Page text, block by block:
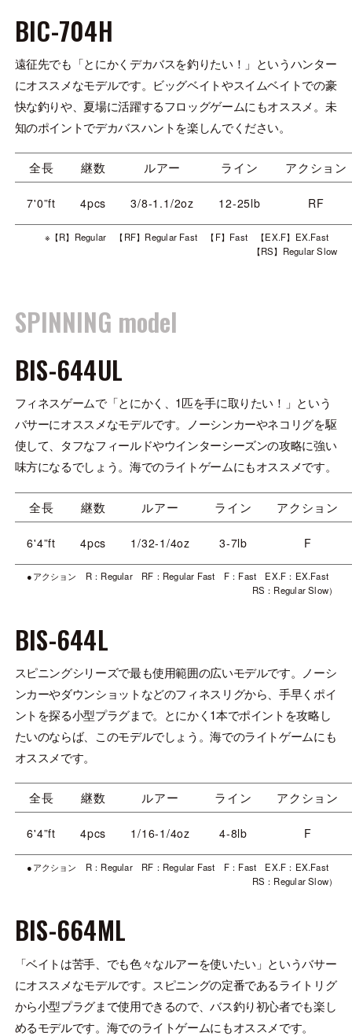
BIC-704H
遠征先でも「とにかくデカバスを釣りたい！」というハンター
にオススメなモデルです。ビッグベイトやスイムベイトでの豪
快な釣りや、夏場に活躍するフロッグゲームにもオススメ。未
知のポイントでデカバスハントを楽しんでください。
全長 継数 ルアー ライン アクション
7'0”ft 4pcs 3/8-1.1/2oz 12-25lb RF
※【R】Regular 【RF】Regular Fast 【F】Fast 【EX.F】EX.Fast
【RS】Regular Slow
SPINNING model
BIS-644UL
フィネスゲームで「とにかく、1匹を手に取りたい！」という
バサーにオススメなモデルです。ノーシンカーやネコリグを駆
使して、タフなフィールドやウインターシーズンの攻略に強い
味方になるでしょう。海でのライトゲームにもオススメです。
全長 継数 ルアー ライン アクション
6'4”ft 4pcs 1/32-1/4oz 3-7lb F
●アクション R：Regular RF：Regular Fast F：Fast EX.F：EX.Fast
RS：Regular Slow）
BIS-644L
スピニングシリーズで最も使用範囲の広いモデルです。ノーシ
ンカーやダウンショットなどのフィネスリグから、手早くポイ
ントを探る小型プラグまで。とにかく1本でポイントを攻略し
たいのならば、このモデルでしょう。海でのライトゲームにも
オススメです。
全長 継数 ルアー ライン アクション
6'4”ft 4pcs 1/16-1/4oz 4-8lb F
●アクション R：Regular RF：Regular Fast F：Fast EX.F：EX.Fast
RS：Regular Slow）
BIS-664ML
「ベイトは苦手、でも色々なルアーを使いたい」というバサー
にオススメなモデルです。スピニングの定番であるライトリグ
から小型プラグまで使用できるので、バス釣り初心者でも楽し
めるモデルです。海でのライトゲームにもオススメです。